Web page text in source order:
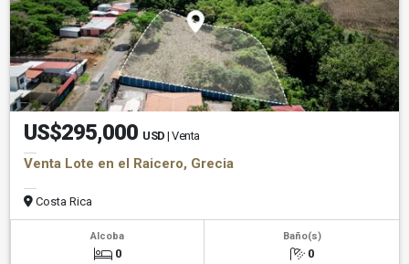
US$295,000 USD | Venta
Venta Lote en el Raicero, Grecia
Costa Rica
Alcoba
0
Baño(s)
0